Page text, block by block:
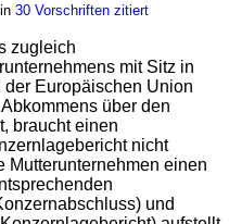
Vorschriften für
Aktien und
Haftung) sowie
und
in30 Vorschriften zitiert
zugleich
mit Sitz in
Europäischen Union
über den
braucht einen
nicht
Mutterunternehmen einen
und